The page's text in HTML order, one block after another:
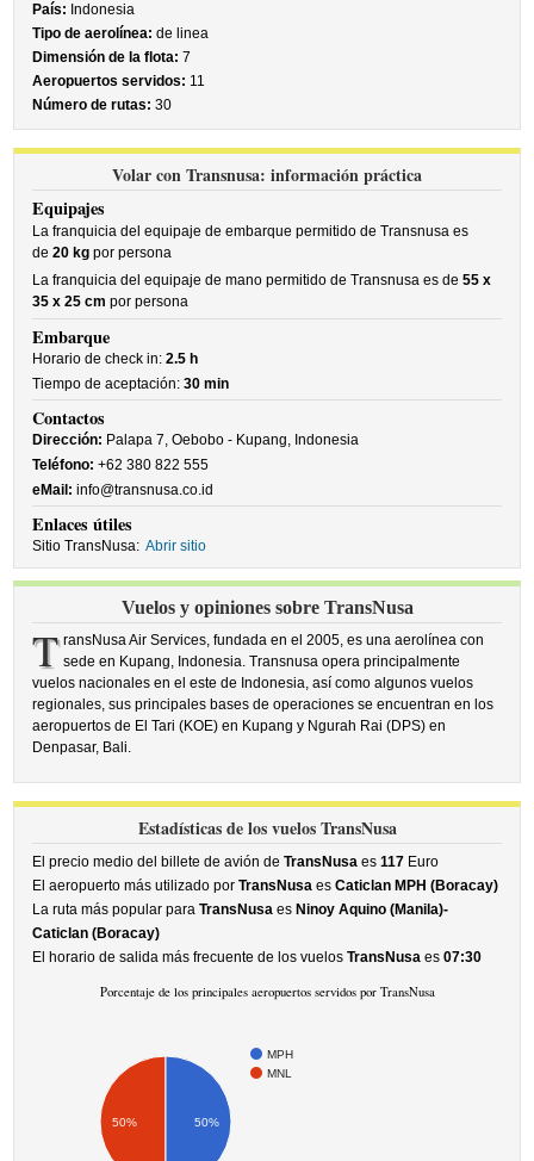
País: Indonesia
Tipo de aerolínea: de linea
Dimensión de la flota: 7
Aeropuertos servidos: 11
Número de rutas: 30
Volar con Transnusa: información práctica
Equipajes
La franquicia del equipaje de embarque permitido de Transnusa es
de20 kg por persona
La franquicia del equipaje de mano permitido de Transnusa es de55 x
35 x 25 cm por persona
Embarque
Horario de check in:2.5 h
Tiempo de aceptación:30 min
Contactos
Dirección: Palapa 7, Oebobo - Kupang, Indonesia
Teléfono: +62 380 822 555
eMail: info@transnusa.co.id
Enlaces útiles
Sitio TransNusa: Abrir sitio
Vuelos y opiniones sobre TransNusa
T ransNusa Air Services, fundada en el 2005, es una aerolínea con
sede en Kupang, Indonesia. Transnusa opera principalmente
vuelos nacionales en el este de Indonesia, así como algunos vuelos
regionales, sus principales bases de operaciones se encuentran en los
aeropuertos de El Tari (KOE) en Kupang y Ngurah Rai (DPS) en
Denpasar, Bali.
Estadísticas de los vuelos TransNusa
El precio medio del billete de avión deTransNusa es117 Euro
El aeropuerto más utilizado porTransNusa esCaticlan MPH (Boracay)
La ruta más popular paraTransNusa es Ninoy Aquino (Manila)-
Caticlan (Boracay)
El horario de salida más frecuente de los vuelosTransNusa es07:30
Porcentaje de los principales aeropuertos servidos por TransNusa
MPH
MNL
50% 50%